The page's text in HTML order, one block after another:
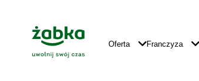
Główne
Logo
Główna
Nawigacja
Oferta Franczyza